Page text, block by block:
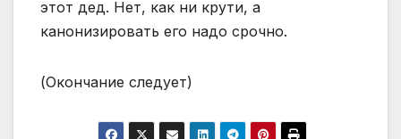
этот дед. Нет, как ни крути, а
канонизировать его надо срочно.
(Окончание следует)